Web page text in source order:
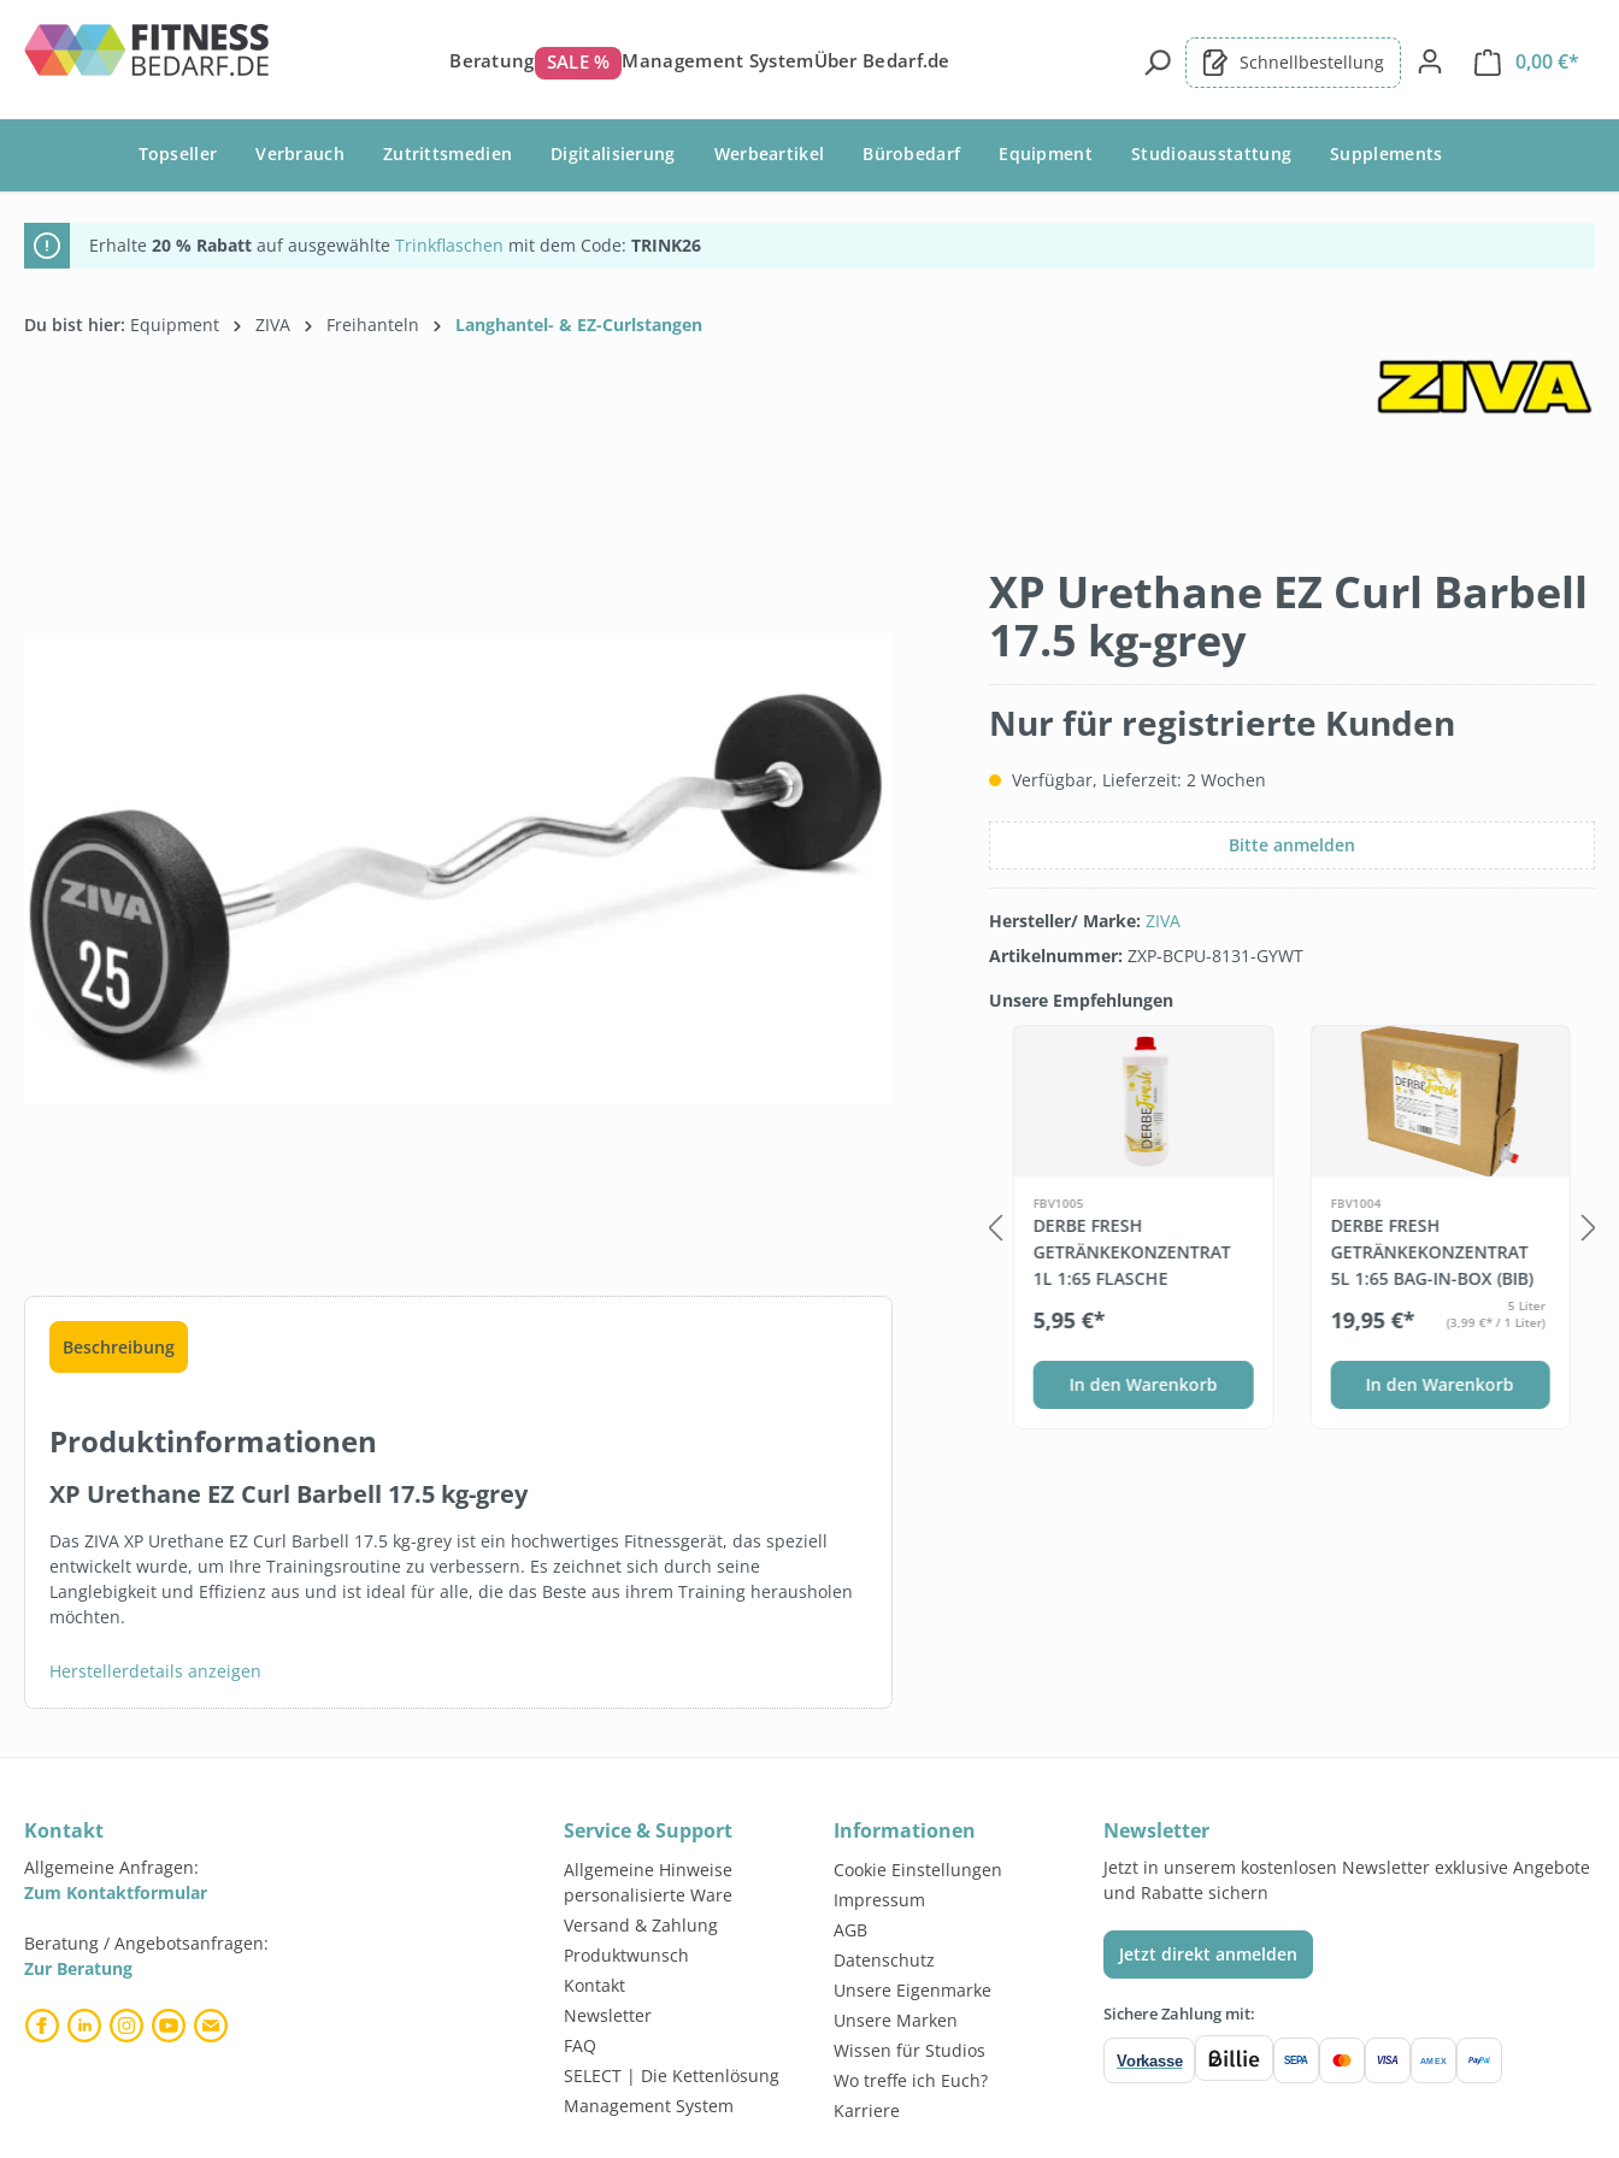
Zur Hauptnavigation springen
Beratung SALE % Management SystemÜber Bedarf.de Schnellbestellung 0,00 €*
Topseller Verbrauch Zutrittsmedien Digitalisierung Werbeartikel Bürobedarf Equipment Studioausstattung Supplements
Erhalte 20 % Rabatt auf ausgewählte Trinkflaschen mit dem Code: TRINK26
Du bist hier: Equipment ZIVA Freihanteln Langhantel- & EZ-Curlstangen
Beschreibung
Produktinformationen
XP Urethane EZ Curl Barbell 17.5 kg-grey
Das ZIVA XP Urethane EZ Curl Barbell 17.5 kg-grey ist ein hochwertiges Fitnessgerät, das speziell
entwickelt wurde, um Ihre Trainingsroutine zu verbessern. Es zeichnet sich durch seine
Langlebigkeit und Effizienz aus und ist ideal für alle, die das Beste aus ihrem Training herausholen
möchten.
Herstellerdetails anzeigen
XP Urethane EZ Curl Barbell
17.5 kg-grey
Nur für registrierte Kunden
Verfügbar, Lieferzeit: 2 Wochen
Bitte anmelden
Hersteller/ Marke: ZIVA
Artikelnummer: ZXP-BCPU-8131-GYWT
Unsere Empfehlungen
Produktgalerie überspringen
FBV1005
DERBE FRESH
GETRÄNKEKONZENTRAT
1L 1:65 FLASCHE
5,95 €*
In den Warenkorb
FBV1004
DERBE FRESH
GETRÄNKEKONZENTRAT
5L 1:65 BAG-IN-BOX (BIB)
19,95 €*
5 Liter
(3,99 €* / 1 Liter)
In den Warenkorb
Kontakt
Allgemeine Anfragen:
Zum Kontaktformular
Beratung / Angebotsanfragen:
Zur Beratung
Service & Support
Allgemeine Hinweise
personalisierte Ware
Versand & Zahlung
Produktwunsch
Kontakt
Newsletter
FAQ
SELECT | Die Kettenlösung
Management System
Informationen
Cookie Einstellungen
Impressum
AGB
Datenschutz
Unsere Eigenmarke
Unsere Marken
Wissen für Studios
Wo treffe ich Euch?
Karriere
Newsletter
Jetzt in unserem kostenlosen Newsletter exklusive Angebote
und Rabatte sichern
Jetzt direkt anmelden
Sichere Zahlung mit:
Vorkasse SEPA VISA AMEX PayPal